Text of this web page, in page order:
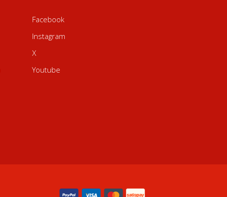
Facebook
Instagram
X
Youtube